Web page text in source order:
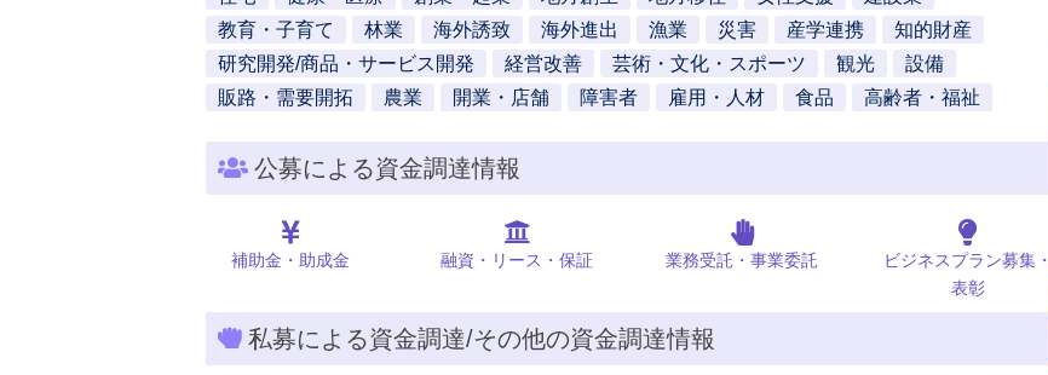
教育・子育て
林業 海外誘致 海外進出 漁業 災害 産学連携
知的財産
研究開発/商品・サービス開発
経営改善 芸術・文化・スポーツ 観光
設備
販路・需要開拓
農業 開業・店舗 障害者 雇用・人材 食品 高齢者・福祉
公募による資金調達情報
補助金・助成金 融資・リース・保証 業務受託・事業委託
ビジネスプラン募集・
表彰
私募による資金調達/その他の資金調達情報